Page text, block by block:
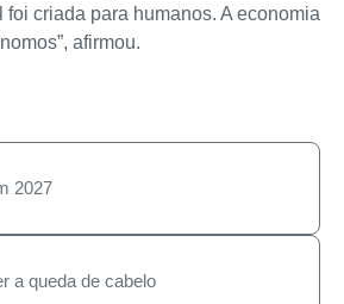
criada para humanos. A economia
afirmou.
2027
a queda de cabelo